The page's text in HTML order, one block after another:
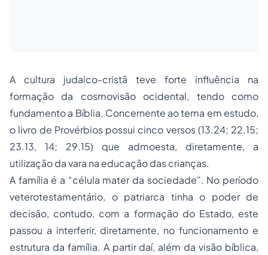
A cultura judaico-cristã teve forte influência na
formação da cosmovisão ocidental, tendo como
fundamento a Bíblia. Concernente ao tema em estudo,
o livro de Provérbios possui cinco versos (13.24; 22.15;
23.13, 14; 29.15) que admoesta, diretamente, a
utilização da vara na educação das crianças.
A família é a “célula materda sociedade”. No período
veterotestamentário, o patriarca tinha o poder de
decisão, contudo, com a formação do Estado, este
passou a interferir, diretamente, no funcionamento e
estrutura da família. A partir daí, além da visão bíblica,